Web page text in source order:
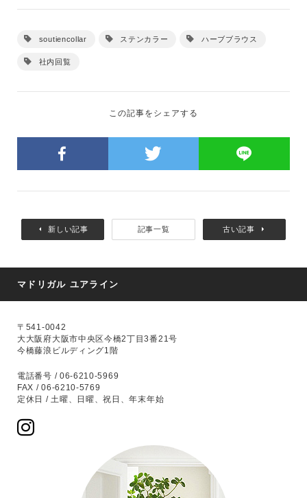
soutiencollar ステンカラー ハーブブラウス
社内回覧
この記事をシェアする
新しい記事 記事一覧 古い記事
マドリガル ユアライン
〒541-0042
大大阪府大阪市中央区今橋2丁目3番21号
今橋藤浪ビルディング1階
電話番号 / 06-6210-5969
FAX / 06-6210-5769
定休日 / 土曜、日曜、祝日、年末年始